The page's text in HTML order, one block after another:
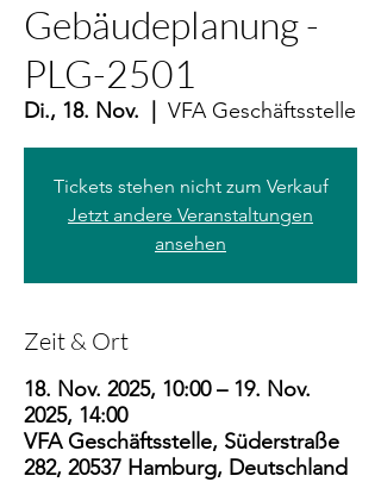
Gebäudeplanung -
PLG-2501
Di., 18. Nov. VFA Geschäftsstelle
Tickets stehen nicht zum Verkauf
Jetzt andere Veranstaltungen
ansehen
Zeit & Ort
18. Nov. 2025, 10:00 – 19. Nov.
2025, 14:00
VFA Geschäftsstelle, Süderstraße
282, 20537 Hamburg, Deutschland